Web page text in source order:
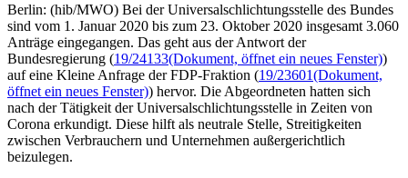
Berlin: (hib/MWO) Bei der Universalschlichtungsstelle des Bundes
sind vom 1. Januar 2020 bis zum 23. Oktober 2020 insgesamt 3.060
Anträge eingegangen. Das geht aus der Antwort der
Bundesregierung (19/24133(Dokument, öffnet ein neues Fenster))
auf eine Kleine Anfrage der FDP-Fraktion (19/23601(Dokument,
öffnet ein neues Fenster)) hervor. Die Abgeordneten hatten sich
nach der Tätigkeit der Universalschlichtungsstelle in Zeiten von
Corona erkundigt. Diese hilft als neutrale Stelle, Streitigkeiten
zwischen Verbrauchern und Unternehmen außergerichtlich
beizulegen.